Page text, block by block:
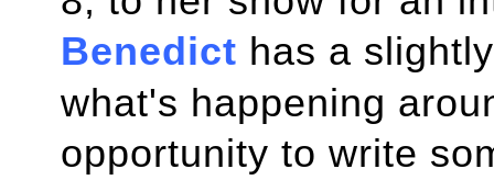
Benedict has a
what's happening
opportunity to write